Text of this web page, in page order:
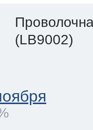
(LB9002)